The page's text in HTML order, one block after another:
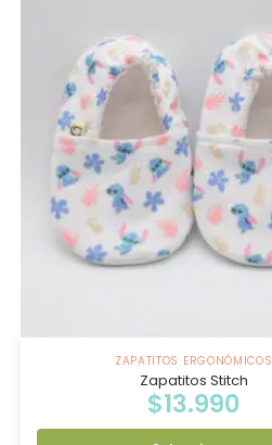
ZAPATITOS ERGONÓMICOS
Zapatitos Stitch
$13.990